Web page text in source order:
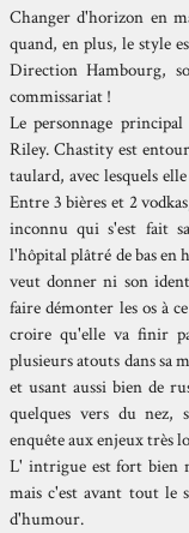
Changer d'horizon en
quand, en plus, le style
Direction Hambourg,
commissariat !
Le personnage
Riley. Chastity est
taulard, avec lesquels
Entre 3 bières et 2
inconnu qui s'est fait
l'hôpital plâtré de bas en
veut donner ni son
faire démonter les os à
croire qu'elle va finir
plusieurs atouts dans sa
et usant aussi bien de
quelques vers du nez,
enquête aux enjeux très
L' intrigue est fort bien
mais c'est avant tout le
d'humour.